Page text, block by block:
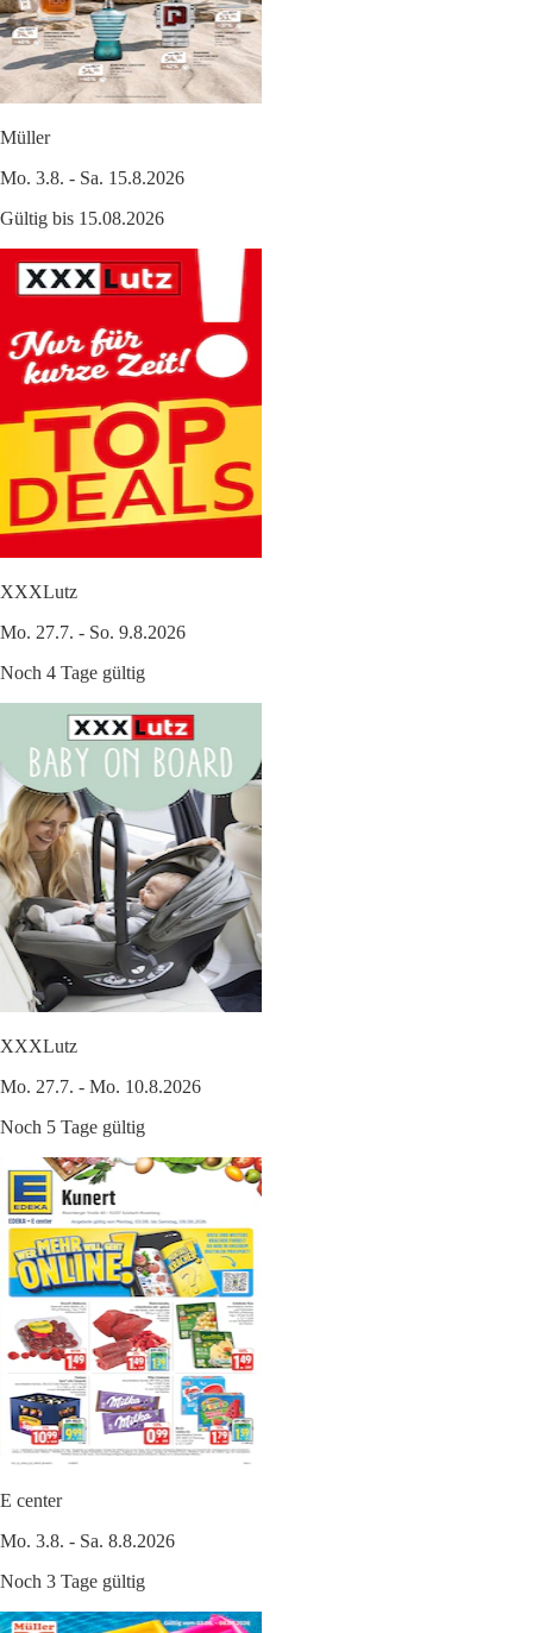
Müller
Mo. 3.8. - Sa. 15.8.2026
Gültig bis 15.08.2026
XXXLutz
Mo. 27.7. - So. 9.8.2026
Noch 4 Tage gültig
XXXLutz
Mo. 27.7. - Mo. 10.8.2026
Noch 5 Tage gültig
E center
Mo. 3.8. - Sa. 8.8.2026
Noch 3 Tage gültig